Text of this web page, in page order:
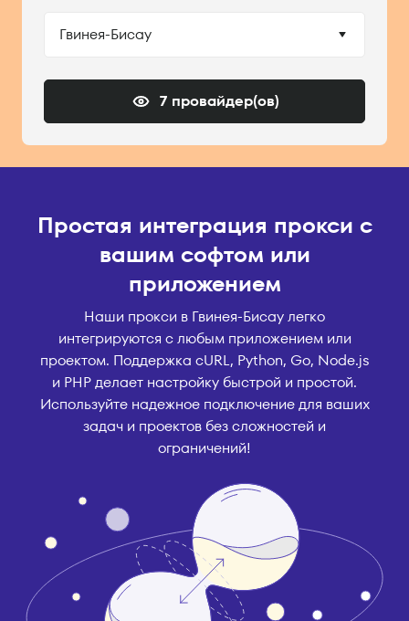
Гвинея-Бисау
7 провайдер(ов)
Простая интеграция прокси с
вашим софтом или
приложением
Наши прокси в Гвинея-Бисау легко
интегрируются с любым приложением или
проектом. Поддержка cURL, Python, Go, Node.js
и PHP делает настройку быстрой и простой.
Используйте надежное подключение для ваших
задач и проектов без сложностей и
ограничений!